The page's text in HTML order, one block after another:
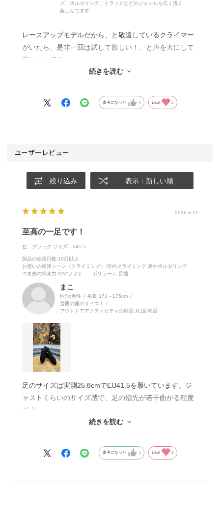
絞り込み 表示：新しい順
2026.6.11
至高の一足です！
色：ブラック サイズ：#41.5
製品の使用日数:10日以上
お使いの使用シーン（クライミング） :室内クライミング,屋外ボルダリング
つま先の拘束力:ややソフト ボリューム:普通
まこ
性別:男性 身長:171～175cm
普段の服のサイズ:L
アウトドアアクティビティの頻度: 月1回程度
足のサイズは実測25.8cmでEU41.5を履いています。ジ
ャストくらいのサイズ感で、足の指先が若干曲がる程度
です。
この靴に変えてから、強傾斜で遠いホールドへ足を置く
を出す際に足が残ることが多くなり、登りの質を高める
ことができました。
意落ちなども劇的に減っています。
続きを読む
参考になった 1 Like! 1
が、キメラです。
僕はもともと幅広で甲高な足形で、親指よりも人差し指
が若干長いため（いわゆるギリシャ型）、先端がセンタ
ー寄りにあるシューズの方が快適に履けます。そのため
SCARPAのラインナップではインスティンクトシリーズ
ーズでしか実現できないものが、間違いなくあります。
であるように感じます。
比べて若干ターンインがマイルドになり、僕のようにセ
ンター寄りのシューズを好む人にも履きやすくなりまし
クライマーを迎え入れる意外な懐の広さも、このシュー
ズにはあるようです。
グが、何度もありました。アウトドア、インドアを問わ
ずここ一発の場面で信頼できる職人的なシューズとし
て、信頼しています。
グ、ボルダリング、トラッドなどのジャンルを広く浅く
楽しんでます
レースアップモデルだから、と敬遠しているクライマー
がいたら、是非一回は試して欲しい！、と声を大にして
言いたいです。
紐締め特有のフィット感の良さを体感してしまうと、ベ
皆さんが心配しがちなトーフック性能も、レースアップ
機構を足の甲の外側にずらしているので、全く問題あり
ました。シューズ全体の適度な剛性、極狭エッジに負け
ないシューズ先端部の固さ、ラバーが無くなる時までダ
ウントウが型崩れしない持ちの良さ、などの点がお気に
く使いやすいです。インドアのクライミングでも多用し
2025年世界選手権で大活躍した吉田選手がキメラを履い
ているのを見て、気になっているクライマーもいるかも
しれません。あんなトップクライマーの履くモデルだか
ら私なんて、、、と謙遜しないでください。わたしのよ
うな40代後半のおじさんクライマーでも、キメラの性能
の高さは体感することができています。
続きを読む
参考になった 4 Like! 2